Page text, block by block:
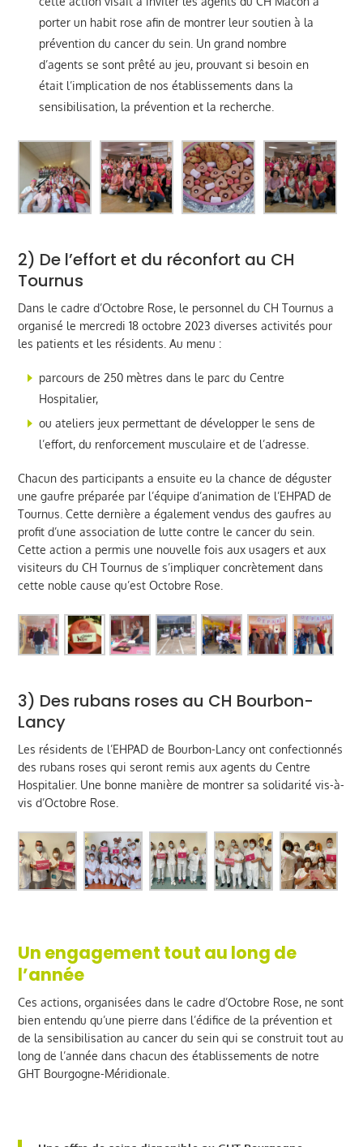
porter un habit rose afin de montrer leur soutien à la
prévention du cancer du sein. Un grand nombre
d’agents se sont prêté au jeu, prouvant si besoin en
était l’implication de nos établissements dans la
sensibilisation, la prévention et la recherche.
2) De l’effort et du réconfort au CH
Tournus
Dans le cadre d’Octobre Rose, le personnel du CH Tournus a
organisé le mercredi 18 octobre 2023 diverses activités pour
les patients et les résidents. Au menu :
parcours de 250 mètres dans le parc du Centre
Hospitalier,
ou ateliers jeux permettant de développer le sens de
l’effort, du renforcement musculaire et de l’adresse.
Chacun des participants a ensuite eu la chance de déguster
une gaufre préparée par l’équipe d’animation de l’EHPAD de
Tournus. Cette dernière a également vendus des gaufres au
profit d’une association de lutte contre le cancer du sein.
Cette action a permis une nouvelle fois aux usagers et aux
visiteurs du CH Tournus de s’impliquer concrètement dans
cette noble cause qu’est Octobre Rose.
3) Des rubans roses au CH Bourbon-
Lancy
Les résidents de l’EHPAD de Bourbon-Lancy ont confectionnés
des rubans roses qui seront remis aux agents du Centre
Hospitalier. Une bonne manière de montrer sa solidarité vis-à-
vis d’Octobre Rose.
Un engagement tout au long de
l’année
Ces actions, organisées dans le cadre d’Octobre Rose, ne sont
bien entendu qu’une pierre dans l’édifice de la prévention et
de la sensibilisation au cancer du sein qui se construit tout au
long de l’année dans chacun des établissements de notre
GHT Bourgogne-Méridionale.